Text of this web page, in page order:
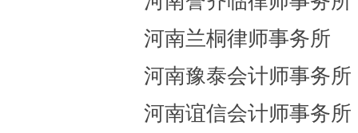
河南兰桐律师事务所
河南豫泰会计师事务所
河南谊信会计师事务所